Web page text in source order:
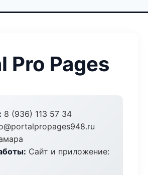
Pro Pages
8 (936) 113 57 34
Сайт и приложение: